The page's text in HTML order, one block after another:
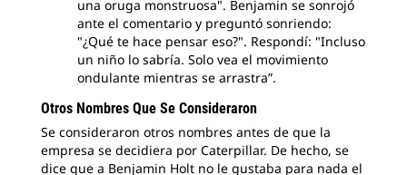
una oruga monstruosa". Benjamin se sonrojó
ante el comentario y preguntó sonriendo:
"¿Qué te hace pensar eso?". Respondí: "Incluso
un niño lo sabría. Solo vea el movimiento
ondulante mientras se arrastra”.
Otros Nombres Que Se Consideraron
Se consideraron otros nombres antes de que la
empresa se decidiera por Caterpillar. De hecho, se
dice que a Benjamin Holt no le gustaba para nada el